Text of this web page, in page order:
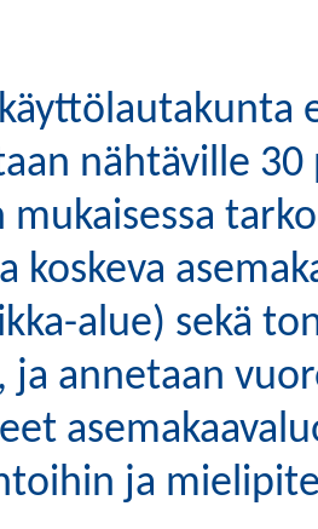
nähtäville 30
mukaisessa
koskeva
alue) sekä
ja annetaan
ja